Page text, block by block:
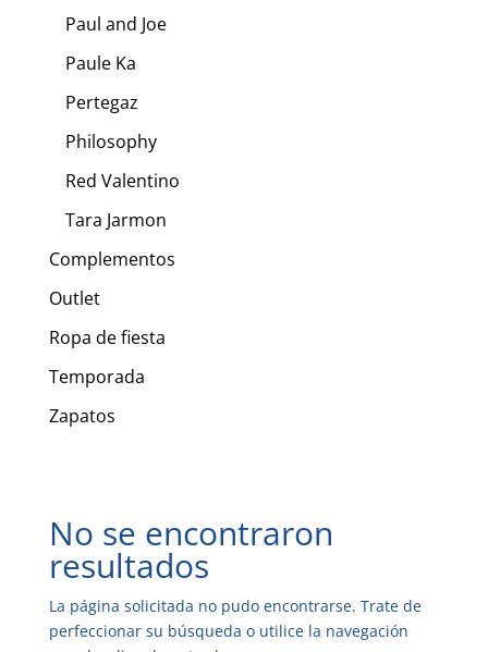
Paul and Joe
Paule Ka
Pertegaz
Philosophy
Red Valentino
Tara Jarmon
Complementos
Outlet
Ropa de fiesta
Temporada
Zapatos
No se encontraron
resultados
La página solicitada no pudo encontrarse. Trate de
perfeccionar su búsqueda o utilice la navegación